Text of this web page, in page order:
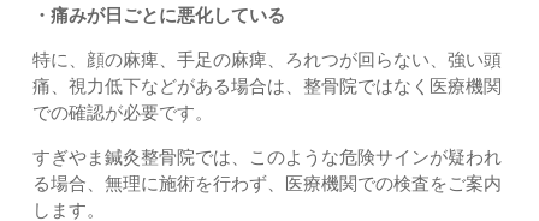
・痛みが日ごとに悪化している
特に、顔の麻痺、手足の麻痺、ろれつが回らない、強い頭
痛、視力低下などがある場合は、整骨院ではなく医療機関
での確認が必要です。
すぎやま鍼灸整骨院では、このような危険サインが疑われ
る場合、無理に施術を行わず、医療機関での検査をご案内
します。